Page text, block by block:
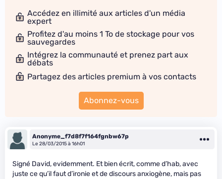
Accédez en illimité aux articles d'un média
expert
Profitez d'au moins 1 To de stockage pour vos
sauvegardes
Intégrez la communauté et prenez part aux
débats
Partagez des articles premium à vos contacts
Abonnez-vous
Anonyme_f7d8f7f164fgnbw67p
Le 28/03/2015 à 16h01
Signé David, evidemment. Et bien écrit, comme d’hab, avec
juste ce qu’il faut d’ironie et de discours anxiogène, mais pas